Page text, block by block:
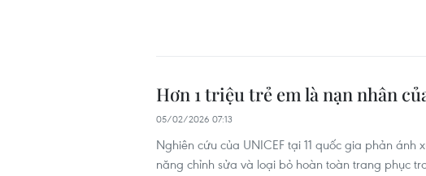
Hơn 1 triệu trẻ em là nạn nhân
05/02/2026 07:13
Nghiên cứu của UNICEF tại 11 quốc gia phản
năng chỉnh sửa và loại bỏ hoàn toàn trang phục